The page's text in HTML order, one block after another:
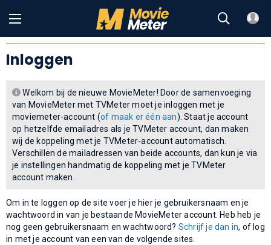
Inloggen
Welkom bij de nieuwe MovieMeter! Door de samenvoeging
van MovieMeter met TVMeter moet je inloggen met je
moviemeter-account (of maak er één aan). Staat je account
op hetzelfde emailadres als je TVMeter account, dan maken
wij de koppeling met je TVMeter-account automatisch.
Verschillen de mailadressen van beide accounts, dan kun je via
je instellingen handmatig de koppeling met je TVMeter
account maken.
Om in te loggen op de site voer je hier je gebruikersnaam en je
wachtwoord in van je bestaande MovieMeter account. Heb heb je
nog geen gebruikersnaam en wachtwoord? Schrijf je dan in, of log
in met je account van een van de volgende sites.